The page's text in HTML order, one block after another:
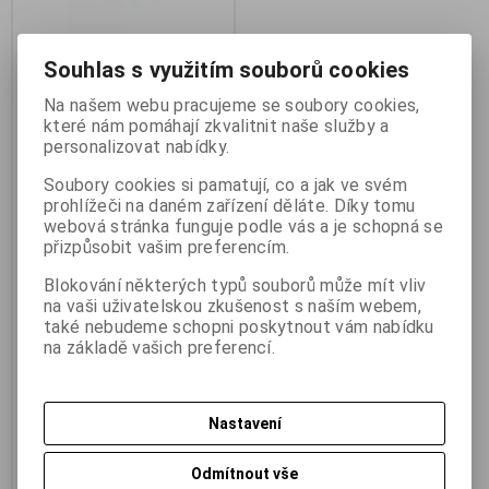
Stolní multimetr UNI-T UT801
Výrobce:UNI-T
Záruka (měsíců):24
Termín dodání (dny): skladem
Skladem:
1 ks
Hmotnost:2 kg
EAN:6935750580103
Stolní multimetr UNI-T UT801.
UNI-T stolní multimetr UT801. S
manuálním přepínáním rozsahů,
velké množství funkcí, výhodná
cena.
3 394 Kč
Přidat do košíku
Souhlas s využitím souborů cookies
Na našem webu pracujeme se soubory cookies,
které nám pomáhají zkvalitnit naše služby a
personalizovat nabídky.
Soubory cookies si pamatují, co a jak ve svém
prohlížeči na daném zařízení děláte. Díky tomu
webová stránka funguje podle vás a je schopná se
přizpůsobit vašim preferencím.
Blokování některých typů souborů může mít vliv
na vaši uživatelskou zkušenost s naším webem,
také nebudeme schopni poskytnout vám nabídku
na základě vašich preferencí.
Nastavení
Odmítnout vše